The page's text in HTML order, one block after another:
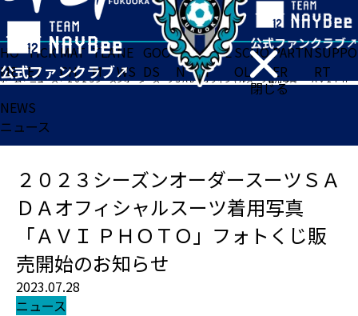
閉じる
HO
ME
TICK
ET
MAT
CH
TEA
M
NE
WS
GOO
DS
FA
N
ACADE
MY
SCHO
OL
PARTN
ER
SUPPO
RT
ホーム>ニュース>２０２３シーズンオーダースーツＳＡＤＡオフィシャルスーツ着用写真 「ＡＶＩ ＰＨＯＴＯ」フォトくじ販売開始のお知らせ
NEWS
ニュース
２０２３シーズンオーダースーツＳＡ
ＤＡオフィシャルスーツ着用写真
「ＡＶＩ ＰＨＯＴＯ」フォトくじ販
売開始のお知らせ
2023.07.28
ニュース